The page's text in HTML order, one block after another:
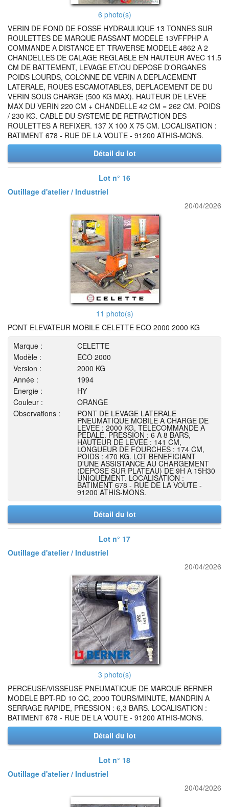
6 photo(s)
VERIN DE FOND DE FOSSE HYDRAULIQUE 13 TONNES SUR
ROULETTES DE MARQUE RASSANT MODELE 13VFFPHP A
COMMANDE A DISTANCE ET TRAVERSE MODELE 4862 A 2
CHANDELLES DE CALAGE REGLABLE EN HAUTEUR AVEC 11.5
CM DE BATTEMENT, LEVAGE ET/OU DEPOSE D'ORGANES
POIDS LOURDS, COLONNE DE VERIN A DEPLACEMENT
LATERALE, ROUES ESCAMOTABLES, DEPLACEMENT DE DU
VERIN SOUS CHARGE (500 KG MAX). HAUTEUR DE LEVEE
MAX DU VERIN 220 CM + CHANDELLE 42 CM = 262 CM. POIDS
/ 230 KG. CABLE DU SYSTEME DE RETRACTION DES
ROULETTES A REFIXER. 137 X 100 X 75 CM. LOCALISATION :
BATIMENT 678 - RUE DE LA VOUTE - 91200 ATHIS-MONS.
Détail du lot
Lot n° 16
Outillage d'atelier / Industriel
20/04/2026
11 photo(s)
PONT ELEVATEUR MOBILE CELETTE ECO 2000 2000 KG
Marque :
CELETTE
Modèle :
ECO 2000
Version :
2000 KG
Année :
1994
Energie :
HY
Couleur :
ORANGE
Observations :
PONT DE LEVAGE LATERALE
PNEUMATIQUE MOBILE A CHARGE DE
LEVEE : 2000 KG, TELECOMMANDE A
PEDALE. PRESSION : 6 A 8 BARS,
HAUTEUR DE LEVEE : 141 CM,
LONGUEUR DE FOURCHES : 174 CM,
POIDS : 470 KG. LOT BENEFICIANT
D'UNE ASSISTANCE AU CHARGEMENT
(DEPOSE SUR PLATEAU) DE 9H A 15H30
UNIQUEMENT. LOCALISATION :
BATIMENT 678 - RUE DE LA VOUTE -
91200 ATHIS-MONS.
Détail du lot
Lot n° 17
Outillage d'atelier / Industriel
20/04/2026
3 photo(s)
PERCEUSE/VISSEUSE PNEUMATIQUE DE MARQUE BERNER
MODELE BPT-RD 10 QC, 2000 TOURS/MINUTE, MANDRIN A
SERRAGE RAPIDE, PRESSION : 6,3 BARS. LOCALISATION :
BATIMENT 678 - RUE DE LA VOUTE - 91200 ATHIS-MONS.
Détail du lot
Lot n° 18
Outillage d'atelier / Industriel
20/04/2026